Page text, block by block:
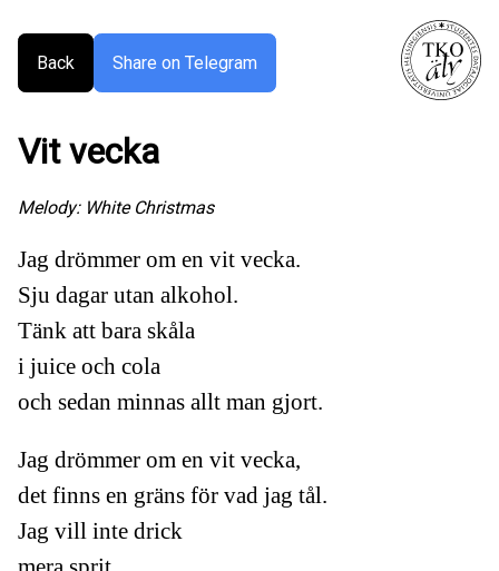
Back Share on Telegram
Vit vecka
Melody: White Christmas
Jag drömmer om en vit vecka.
Sju dagar utan alkohol.
Tänk att bara skåla
i juice och cola
och sedan minnas allt man gjort.
Jag drömmer om en vit vecka,
det finns en gräns för vad jag tål.
Jag vill inte drick